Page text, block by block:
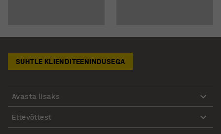
SUHTLE KLIENDITEENINDUSEGA
Avasta lisaks
Ettevõttest